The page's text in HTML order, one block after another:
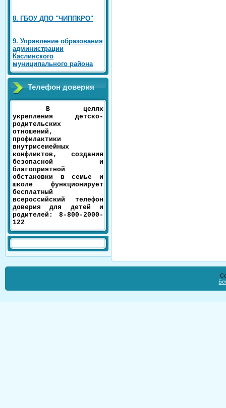
8. ГБОУ ДПО "ЧИППКРО"
9. Управление образования
администрации
Каслинского
муниципального района
Телефон доверия
В целях
укрепления детско-
родительских
отношений,
профилактики
внутрисемейных
конфликтов, создания
безопасной и
благоприятной
обстановки в семье и
школе функционирует
бесплатный
всероссийский телефон
доверия для детей и
родителей: 8-800-2000-
122